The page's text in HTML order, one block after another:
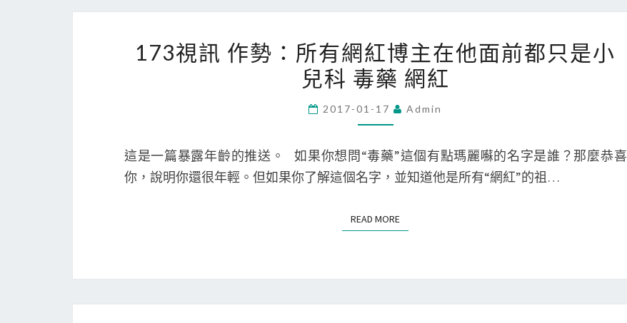
視
訊
勢：
有
網
博
173視訊 作勢：所有網紅博主在他面前都只是小
兒科 毒藥 網紅
2017-01-17 Admin
這是一篇暴露年齡的推送。 如果你想問“毒藥”這個有點瑪麗囌的名字是誰？那麼恭喜
你，說明你還很年輕。但如果你了解這個名字，並知道他是所有“網紅”的祖…
READ MOREREAD MORE